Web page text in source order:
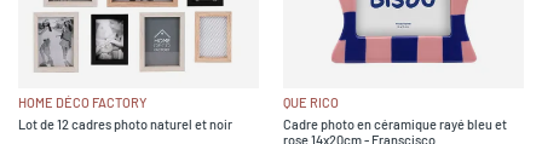
HOME DÉCO FACTORY
Lot de 12 cadres photo naturel et noir
QUE RICO
Cadre photo en céramique rayé bleu et
rose 14x20cm - Franscisco